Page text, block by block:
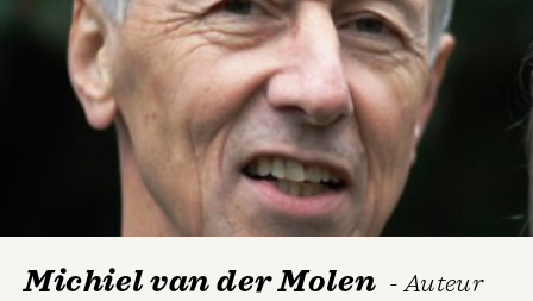
Michiel van der Molen - Auteur